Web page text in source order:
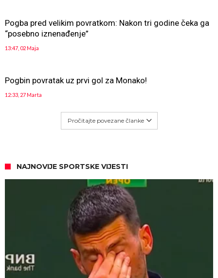
Pogba pred velikim povratkom: Nakon tri godine čeka ga
“posebno iznenađenje”
13:47, 02 Maja
Pogbin povratak uz prvi gol za Monako!
12:33, 27 Marta
Pročitajte povezane članke
NAJNOVIJE SPORTSKE VIJESTI